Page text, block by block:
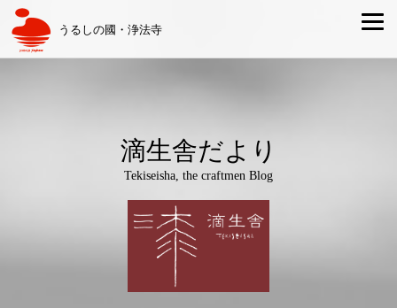
うるしの國・浄法寺
滴生舎だより
Tekiseisha, the craftmen Blog